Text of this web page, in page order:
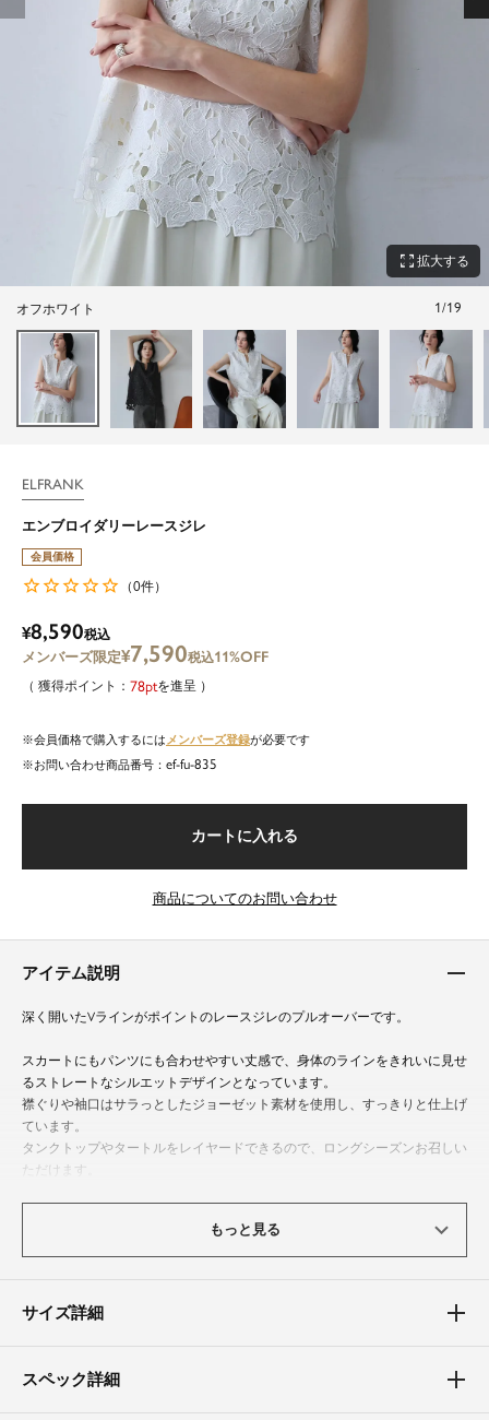
zoom_out_map 拡大する
オフホワイト 1/19
ELFRANK
エンブロイダリーレースジレ
会員価格
（0件）
¥8,590税込
¥7,590税込11%OFF
78 を進呈
会員価格で購入するには メンバーズ登録が必要です
商品番号
ef-fu-835
カートに入れる
商品についてのお問い合わせ
アイテム説明
深く開いたVラインがポイントのレースジレのプルオーバーです。
スカートにもパンツにも合わせやすい丈感で、身体のラインをきれいに見せ
るストレートなシルエットデザインとなっています。
襟ぐりや袖口はサラっとしたジョーゼット素材を使用し、すっきりと仕上げ
ています。
タンクトップやタートルをレイヤードできるので、ロングシーズンお召しい
ただけます。
【バスト】【ウエスト】【ヒップ】
深いVネックで首周りもすっきりと見せてくれます。
もっと見る
サイズ詳細
スペック詳細